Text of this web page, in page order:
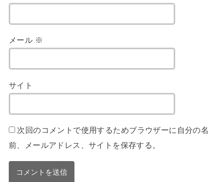
メール ※
サイト
次回のコメントで使用するためブラウザーに自分の名
前、メールアドレス、サイトを保存する。